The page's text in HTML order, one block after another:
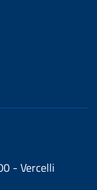
- Vercelli